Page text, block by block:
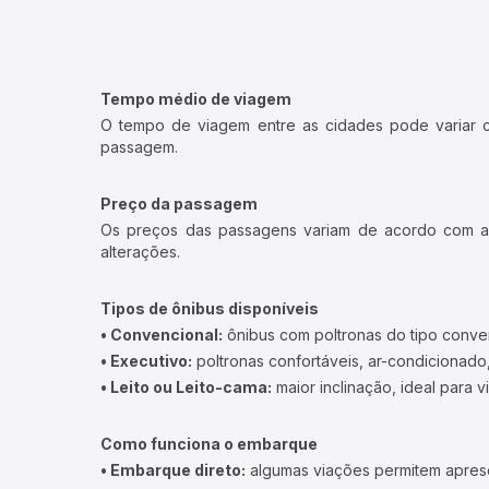
Tempo médio de viagem
O tempo de viagem entre as cidades pode variar
passagem.
Preço da passagem
Os preços das passagens variam de acordo com
alterações.
Tipos de ônibus disponíveis
• Convencional: ônibus com poltronas do tipo
• Executivo: poltronas confortáveis, ar-
• Leito ou Leito-cama: maior inclinação, ideal para
Como funciona o embarque
• Embarque direto: algumas viações permitem